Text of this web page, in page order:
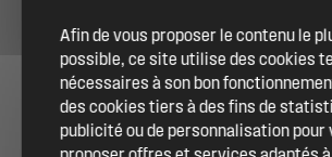
Afin de vous proposer le contenu le
possible, ce site utilise des cookies
nécessaires à son bon
des cookies tiers à des fins de
publicité ou de personnalisation pour